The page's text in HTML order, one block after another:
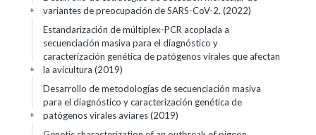
variantes de preocupación de SARS-CoV-2. (2022)
+
Estandarización de múltiplex-PCR acoplada a
secuenciación masiva para el diagnóstico y
caracterización genética de patógenos virales que afectan
la avicultura (2019)
+
Desarrollo de metodologías de secuenciación masiva
para el diagnóstico y caracterización genética de
patógenos virales aviares (2019)
+